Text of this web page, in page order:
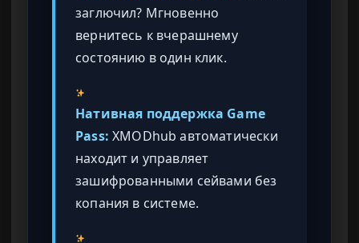
заглючил? Мгновенно
вернитесь к вчерашнему
состоянию в один клик.
Нативная поддержка Game
Pass: XMODhub автоматически
находит и управляет
зашифрованными сейвами без
копания в системе.